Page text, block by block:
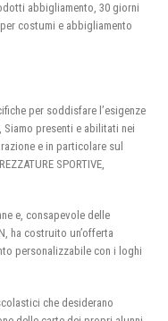
abbigliamento, 30 giorni
costumi e abbigliamento
per soddisfare l’esigenze
presenti e abilitati nei
e in particolare sul
SPORTIVE,
e, consapevole delle
ha costruito un’offerta
personalizzabile con i loghi
che desiderano